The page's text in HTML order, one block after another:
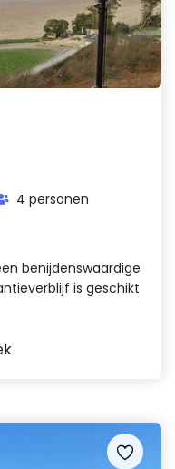
4 personen
benijdenswaardige
is geschikt